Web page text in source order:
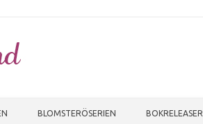
BLOMSTERÖSERIEN BOKRELEASER